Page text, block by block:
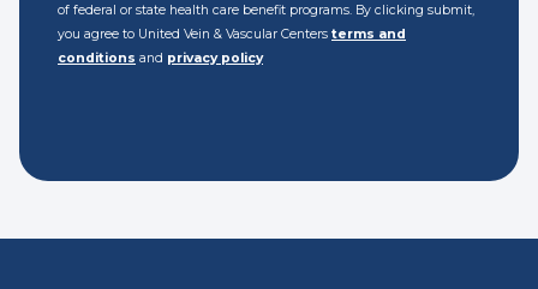
of federal or state health care benefit programs. By clicking submit,
you agree to United Vein & Vascular Centers terms and
conditions and privacy policy